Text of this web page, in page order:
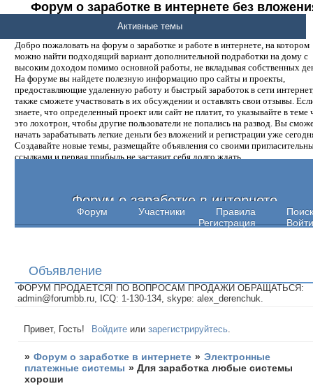
Форум о заработке в интернете без
денег.
Добро пожаловать на форум о заработке и работе в интернете, на котором
можно найти подходящий вариант дополнительной подработки на дому с
высоким доходом помимо основной работы, не вкладывая собственных
На форуме вы найдете полезную информацию про сайты и проекты,
предоставляющие удаленную работу и быстрый заработок в сети
также сможете участвовать в их обсуждении и оставлять свои отзывы.
знаете, что определенный проект или сайт не платит, то указывайте в теме
это лохотрон, чтобы другие пользователи не попались на развод. Вы
начать зарабатывать легкие деньги без вложений и регистрации уже
Создавайте новые темы, размещайте объявления со своими
ссылками и первая прибыль не заставит себя долго ждать.
Форум о заработке в интернете
Форум Участники Правила
Поиск
Регистрация
Войти
Активные темы
Объявление
ФОРУМ ПРОДАЕТСЯ! ПО ВОПРОСАМ ПРОДАЖИ ОБРАЩАТЬСЯ:
admin@forumbb.ru, ICQ: 1-130-134, skype: alex_derenchuk.
Привет, Гость! Войдите илизарегистрируйтесь
» Форум о заработке в интернете » Электронные
платежные системы »Для заработка любые системы
хороши